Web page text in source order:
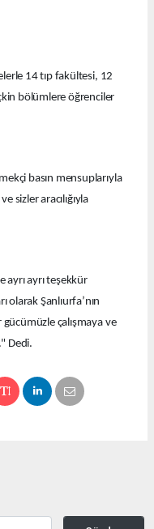
14 tıp fakültesi, 12
bölümlere öğrenciler
basın mensuplarıyla
sizler aracılığıyla
ayrı ayrı teşekkür
Şanlıurfa’nın
çalışmaya ve
Dedi.